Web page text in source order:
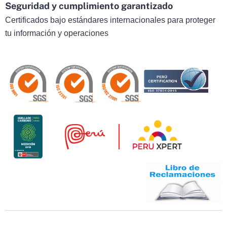
Seguridad y cumplimiento garantizado
Certificados bajo estándares internacionales para proteger
tu información y operaciones